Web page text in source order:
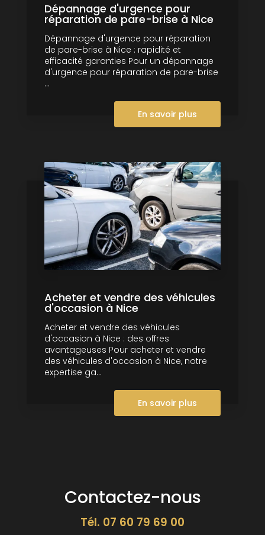
Dépannage d'urgence pour
réparation de pare-brise à Nice
Dépannage d'urgence pour réparation
de pare-brise à Nice : rapidité et
efficacité garanties Pour un dépannage
d'urgence pour réparation de pare-brise
...
En savoir plus
Acheter et vendre des véhicules
d'occasion à Nice
Acheter et vendre des véhicules
d'occasion à Nice : des offres
avantageuses Pour acheter et vendre
des véhicules d'occasion à Nice, notre
expertise ga...
En savoir plus
Contactez-nous
Tél. 07 60 79 69 00